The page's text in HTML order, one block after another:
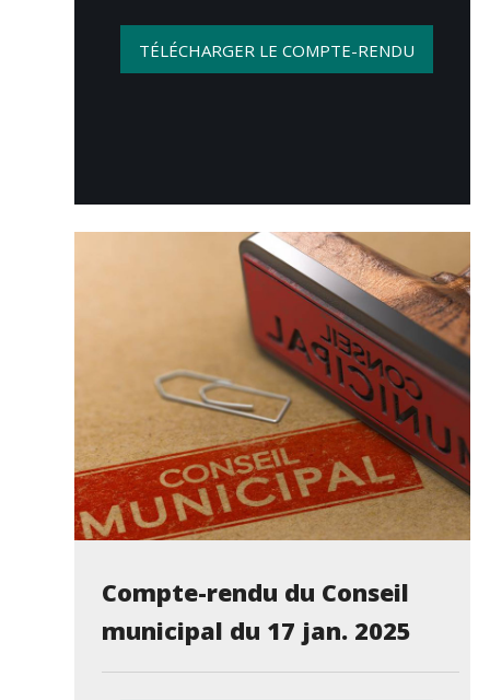
TÉLÉCHARGER LE COMPTE-RENDU
Compte-rendu du Conseil
municipal du 17 jan. 2025